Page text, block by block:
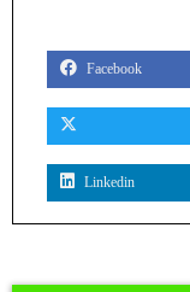
Facebook
Linkedin